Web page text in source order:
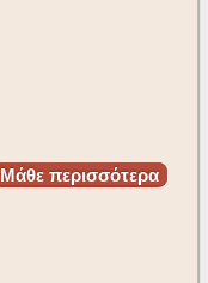
Μάθε περισσότερα